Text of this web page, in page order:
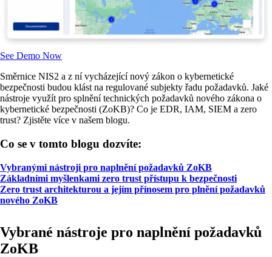
See Demo Now
Směrnice NIS2 a z ní vycházející nový zákon o kybernetické
bezpečnosti budou klást na regulované subjekty řadu požadavků. Jaké
nástroje využít pro splnění technických požadavků nového zákona o
kybernetické bezpečnosti (ZoKB)? Co je EDR, IAM, SIEM a zero
trust? Zjistěte více v našem blogu.
Co se v tomto blogu dozvíte:
Vybranými nástroji pro naplnění požadavků ZoKB
Základními myšlenkami zero trust přístupu k bezpečnosti
Zero trust architekturou a jejím přínosem pro plnění požadavků
nového ZoKB
Vybrané nástroje pro naplnění požadavků
ZoKB